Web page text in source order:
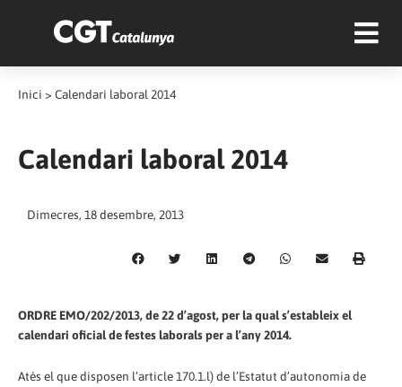
Inici > Calendari laboral 2014
Calendari laboral 2014
Dimecres, 18 desembre, 2013
ORDRE EMO/202/2013, de 22 d’agost, per la qual s’estableix el
calendari oficial de festes laborals per a l’any 2014.
Atès el que disposen l’article 170.1.l) de l’Estatut d’autonomia de